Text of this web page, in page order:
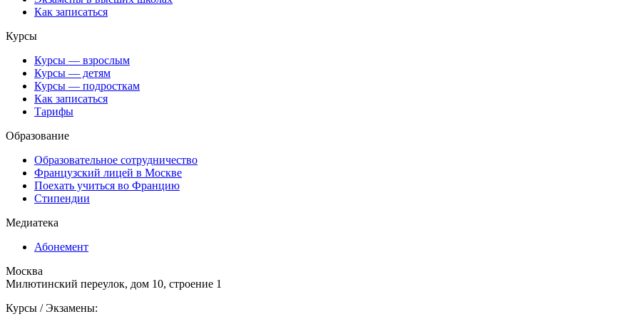
Как записаться
Курсы
Курсы — взрослым
Курсы — детям
Курсы — подросткам
Как записаться
Тарифы
Образование
Образовательное сотрудничество
Французский лицей в Москве
Поехать учиться во Францию
Стипендии
Медиатека
Абонемент
Москва
Милютинский переулок, дом 10, строение 1
Курсы / Экзамены: